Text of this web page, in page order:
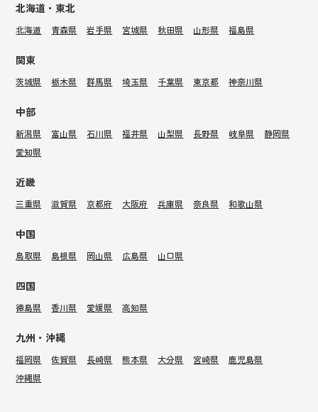
北海道・東北
北海道 青森県 岩手県 宮城県 秋田県 山形県 福島県
関東
茨城県 栃木県 群馬県 埼玉県 千葉県 東京都 神奈川県
中部
新潟県 富山県 石川県 福井県 山梨県 長野県 岐阜県
静岡県
愛知県
近畿
三重県 滋賀県 京都府 大阪府 兵庫県 奈良県 和歌山県
中国
鳥取県 島根県 岡山県 広島県 山口県
四国
徳島県 香川県 愛媛県 高知県
九州・沖縄
福岡県 佐賀県 長崎県 熊本県 大分県 宮崎県
鹿児島県
沖縄県